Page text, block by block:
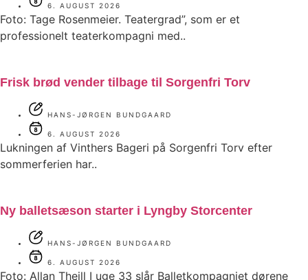
6. AUGUST 2026
Foto: Tage Rosenmeier. Teatergrad”, som er et
professionelt teaterkompagni med..
Frisk brød vender tilbage til Sorgenfri Torv
HANS-JØRGEN BUNDGAARD
6. AUGUST 2026
Lukningen af Vinthers Bageri på Sorgenfri Torv efter
sommerferien har..
Ny balletsæson starter i Lyngby Storcenter
HANS-JØRGEN BUNDGAARD
6. AUGUST 2026
Foto: Allan Theill I uge 33 slår Balletkompagniet dørene